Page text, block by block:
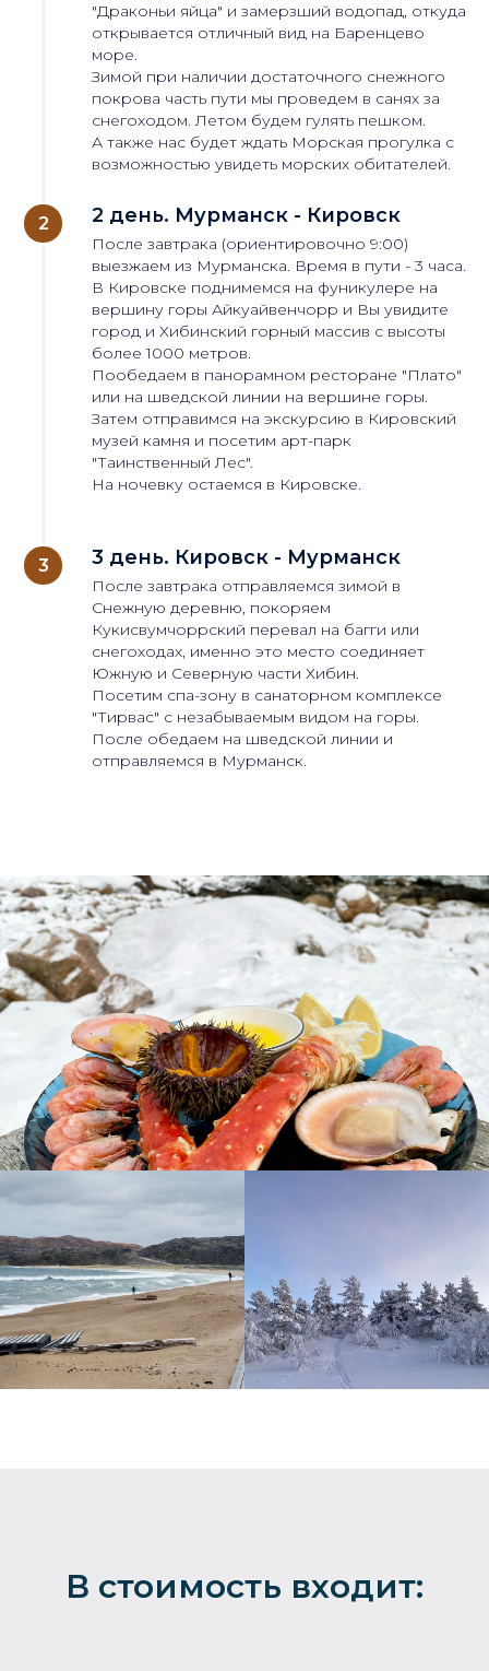
"Драконьи яйца" и замерзший водопад, откуда
открывается отличный вид на Баренцево
море.
Зимой при наличии достаточного снежного
покрова часть пути мы проведем в санях за
снегоходом. Летом будем гулять пешком.
А также нас будет ждать Морская прогулка с
возможностью увидеть морских обитателей.
2 день. Мурманск - Кировск
После завтрака (ориентировочно 9:00)
выезжаем из Мурманска. Время в пути - 3 часа.
В Кировске поднимемся на фуникулере на
вершину горы Айкуайвенчорр и Вы увидите
город и Хибинский горный массив с высоты
более 1000 метров.
Пообедаем в панорамном ресторане "Плато"
или на шведской линии на вершине горы.
Затем отправимся на экскурсию в Кировский
музей камня и посетим арт-парк
"Таинственный Лес".
На ночевку остаемся в Кировске.
3 день. Кировск - Мурманск
После завтрака отправляемся зимой в
Снежную деревню, покоряем
Кукисвумчоррский перевал на багги или
снегоходах, именно это место соединяет
Южную и Северную части Хибин.
Посетим спа-зону в санаторном комплексе
"Тирвас" с незабываемым видом на горы.
После обедаем на шведской линии и
отправляемся в Мурманск.
В стоимость входит: